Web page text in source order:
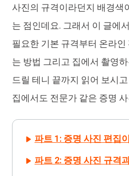
사진의 규격이라던지 배경색
는 점인데요. 그래서 이 글에
필요한 기본 규격부터 온라
는 방법 그리고 집에서 촬영
드릴 테니 끝까지 읽어 보시
집에서도 전문가 같은 증명
파트 1: 증명 사진 편집
파트 2: 증명 사진 규격